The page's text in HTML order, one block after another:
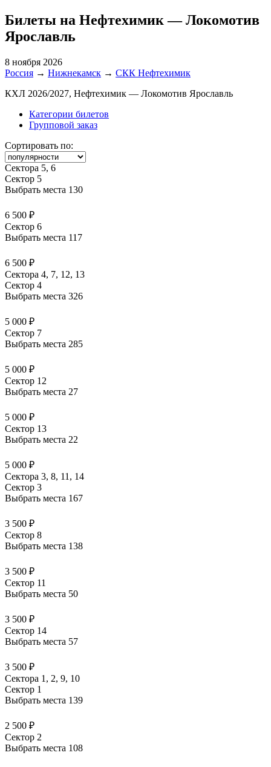
Билеты на Нефтехимик — Локомотив
Ярославль
8 ноября 2026
Россия → Нижнекамск → СКК Нефтехимик
КХЛ 2026/2027, Нефтехимик — Локомотив Ярославль
Категории билетов
Групповой заказ
Сортировать по:
Сектора 5, 6
Сектор 5
Выбрать места 130
6 500 ₽
Сектор 6
Выбрать места 117
6 500 ₽
Сектора 4, 7, 12, 13
Сектор 4
Выбрать места 326
5 000 ₽
Сектор 7
Выбрать места 285
5 000 ₽
Сектор 12
Выбрать места 27
5 000 ₽
Сектор 13
Выбрать места 22
5 000 ₽
Сектора 3, 8, 11, 14
Сектор 3
Выбрать места 167
3 500 ₽
Сектор 8
Выбрать места 138
3 500 ₽
Сектор 11
Выбрать места 50
3 500 ₽
Сектор 14
Выбрать места 57
3 500 ₽
Сектора 1, 2, 9, 10
Сектор 1
Выбрать места 139
2 500 ₽
Сектор 2
Выбрать места 108